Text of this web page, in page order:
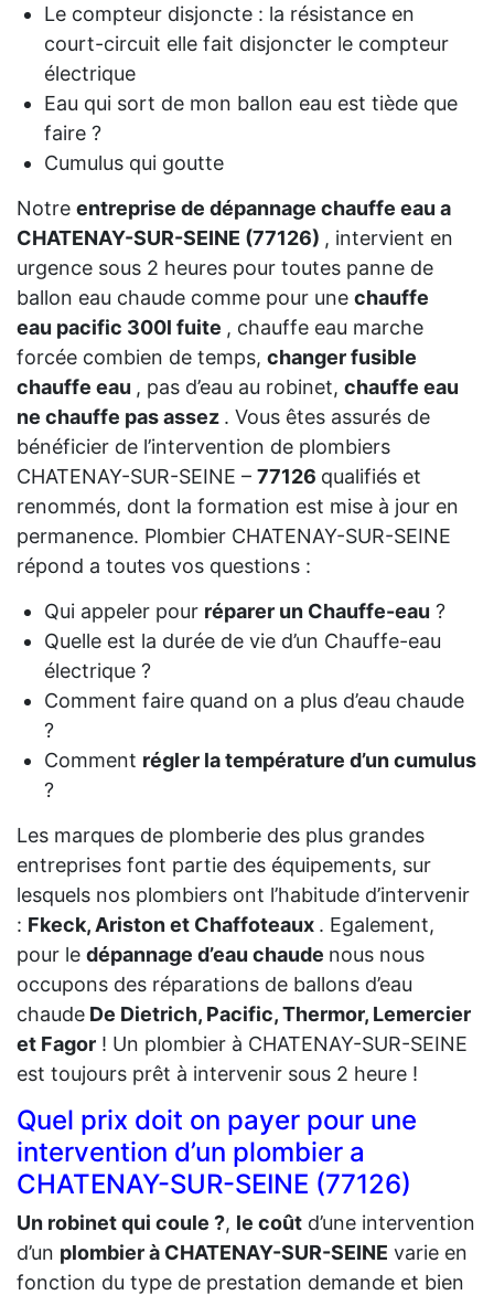
Le compteur disjoncte : la résistance en
court-circuit elle fait disjoncter le compteur
électrique
Eau qui sort de mon ballon eau est tiède que
faire ?
Cumulus qui goutte
Notre entreprise de dépannage chauffe eau a
CHATENAY-SUR-SEINE (77126) , intervient en
urgence sous 2 heures pour toutes panne de
ballon eau chaude comme pour une chauffe
eau pacific 300l fuite , chauffe eau marche
forcée combien de temps, changer fusible
chauffe eau , pas d’eau au robinet, chauffe eau
ne chauffe pas assez . Vous êtes assurés de
bénéficier de l’intervention de plombiers
CHATENAY-SUR-SEINE – 77126 qualifiés et
renommés, dont la formation est mise à jour en
permanence. Plombier CHATENAY-SUR-SEINE
répond a toutes vos questions :
Qui appeler pour réparer un Chauffe-eau ?
Quelle est la durée de vie d’un Chauffe-eau
électrique ?
Comment faire quand on a plus d’eau chaude
?
Comment régler la température d’un cumulus
?
Les marques de plomberie des plus grandes
entreprises font partie des équipements, sur
lesquels nos plombiers ont l’habitude d’intervenir
: Fkeck, Ariston et Chaffoteaux . Egalement,
pour le dépannage d’eau chaude nous nous
occupons des réparations de ballons d’eau
chaude De Dietrich, Pacific, Thermor, Lemercier
et Fagor ! Un plombier à CHATENAY-SUR-SEINE
est toujours prêt à intervenir sous 2 heure !
Quel prix doit on payer pour une
intervention d’un plombier a
CHATENAY-SUR-SEINE (77126)
Un robinet qui coule ?, le coût d’une intervention
d’un plombier à CHATENAY-SUR-SEINE varie en
fonction du type de prestation demande et bien